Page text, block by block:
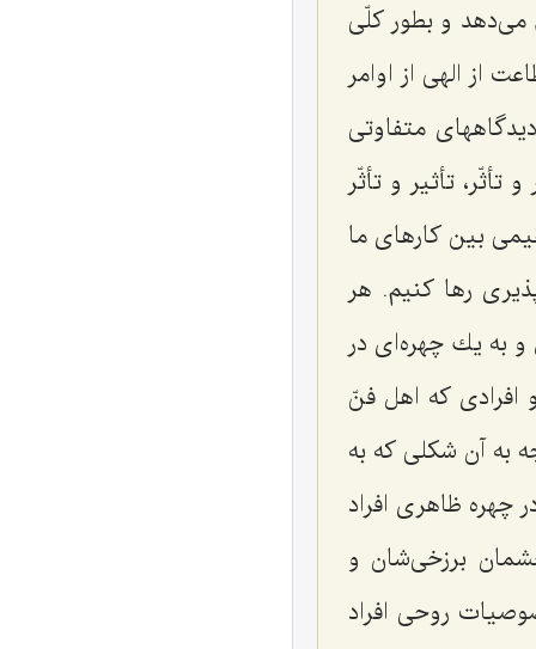
می‌دهد و بطور كلّی
از الهی از اوامر
متفاوتی
تأثیر و تأثّر
بین كارهای ما
رها كنیم. هر
به یك چهره‌ای در
افرادی كه اهل فنّ
به آن شكلی كه به
ظاهری افراد
برزخی‌شان و
روحی افراد